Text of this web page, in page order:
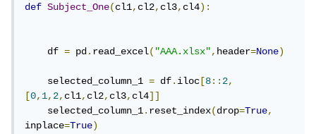
def Subject_One(cl1,cl2,cl3,cl4):
    df
= pd.read_excel("AAA.xlsx",header=None)
    selected_column_1
= df.iloc[8::2,
[0,1,2,cl1,cl2,cl3,cl4]]
    selected_column_1
.reset_index(drop=True,
inplace=True)